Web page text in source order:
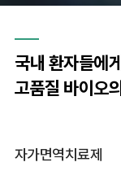
국내 환자들에
고품질 바이오
자가면역치료제